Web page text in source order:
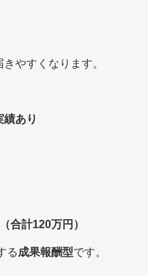
やすくなります。
績あり
合計120万円）
る成果報酬型です。